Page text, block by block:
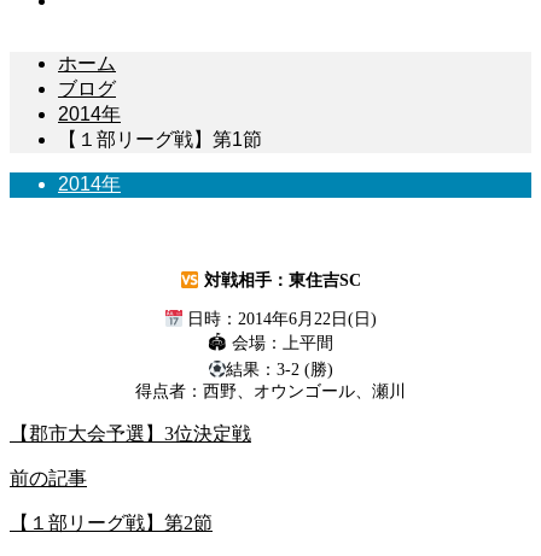
ホーム
ブログ
2014年
【１部リーグ戦】第1節
2014年
対戦相手：東住吉SC
日時：2014年6月22日(日)
🏟 会場：上平間
結果：3-2 (勝)
得点者：西野、オウンゴール、瀬川
【郡市大会予選】3位決定戦
前の記事
【１部リーグ戦】第2節